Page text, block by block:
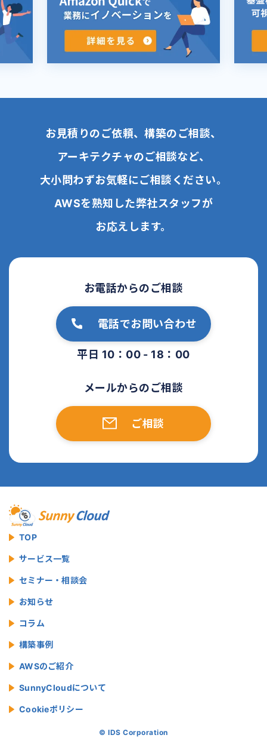
お見積りのご依頼、構築のご相談、
アーキテクチャのご相談など、
大小問わずお気軽にご相談ください。
AWSを熟知した弊社スタッフが
お応えします。
お電話からのご相談
電話でお問い合わせ
平日 10：00 - 18：00
メールからのご相談
ご相談
TOP
サービス一覧
セミナー・相談会
お知らせ
コラム
構築事例
AWSのご紹介
SunnyCloudについて
Cookieポリシー
© IDS Corporation